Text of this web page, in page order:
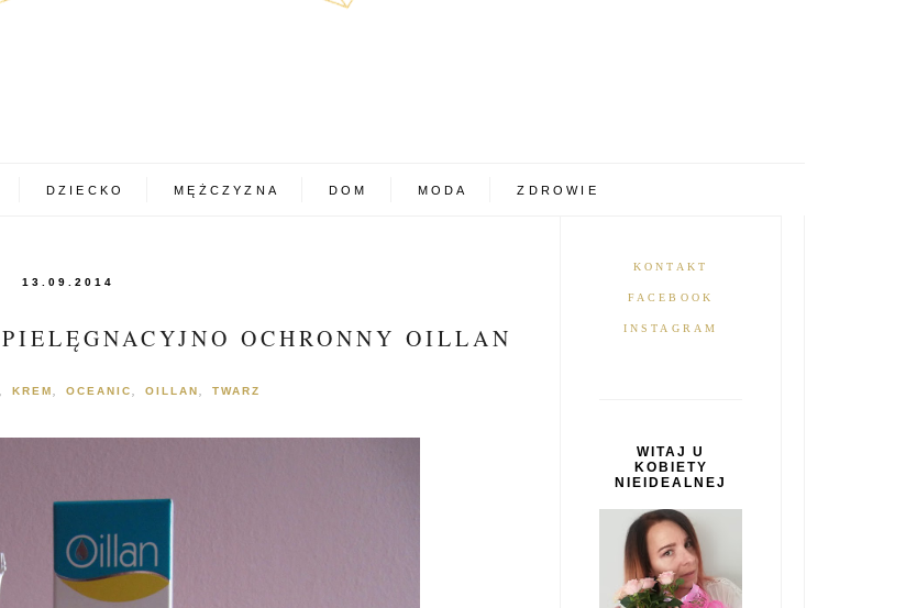
DZIECKO MĘŻCZYZNA DOM MODA ZDROWIE
13.09.2014
OCHRONNY OILLAN
, KREM , OCEANIC , OILLAN , TWARZ
KONTAKT
FACEBOOK
INSTAGRAM
WITAJ U
KOBIETY
NIEIDEALNEJ